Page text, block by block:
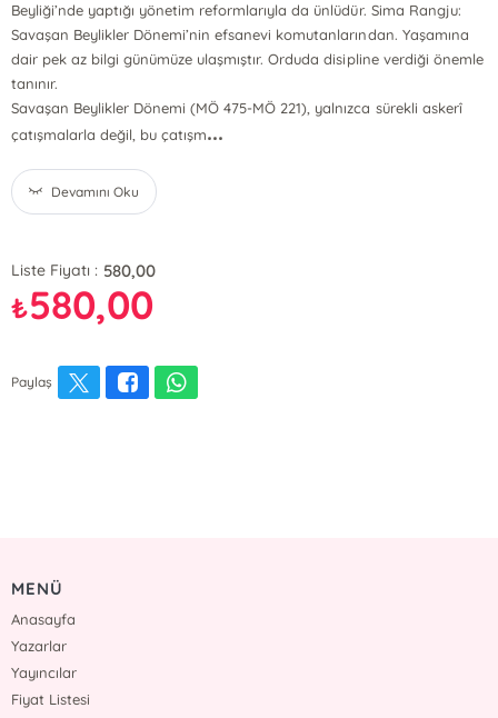
Beyliği’nde yaptığı yönetim reformlarıyla da ünlüdür. Sima Rangju:
Savaşan Beylikler Dönemi’nin efsanevi komutanlarından. Yaşamına
dair pek az bilgi günümüze ulaşmıştır. Orduda disipline verdiği önemle
tanınır.
Savaşan Beylikler Dönemi (MÖ 475-MÖ 221), yalnızca sürekli askerî
çatışmalarla değil, bu çatışm...
Devamını Oku
Liste Fiyatı : 580,00
₺580,00
Paylaş
MENÜ
Anasayfa
Yazarlar
Yayıncılar
Fiyat Listesi